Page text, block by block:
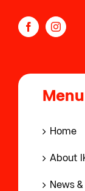
Menu
Home
About
News